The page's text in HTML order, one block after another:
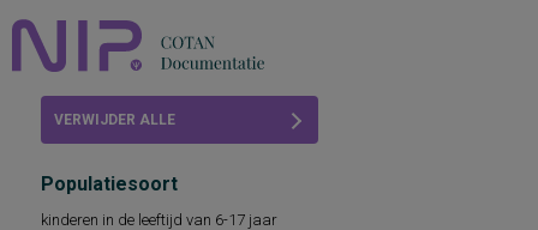
VERWIJDER ALLE
Populatiesoort
kinderen in de leeftijd van 6-17 jaar